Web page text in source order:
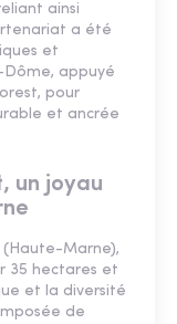
ainsi
a été
et
Dôme, appuyé
pour
et ancrée
un joyau
(Haute-Marne),
35 hectares et
et la diversité
de